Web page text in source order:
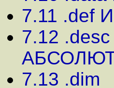
7.11 .def
7.12
7.13 .dim